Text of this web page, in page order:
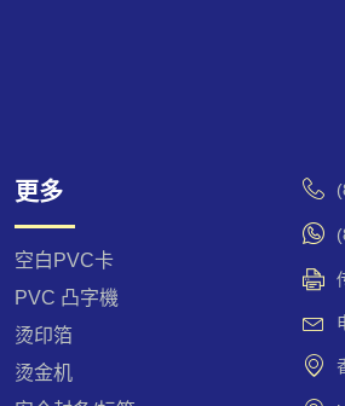
更多
空白PVC卡
PVC 凸字機
烫印箔
烫金机